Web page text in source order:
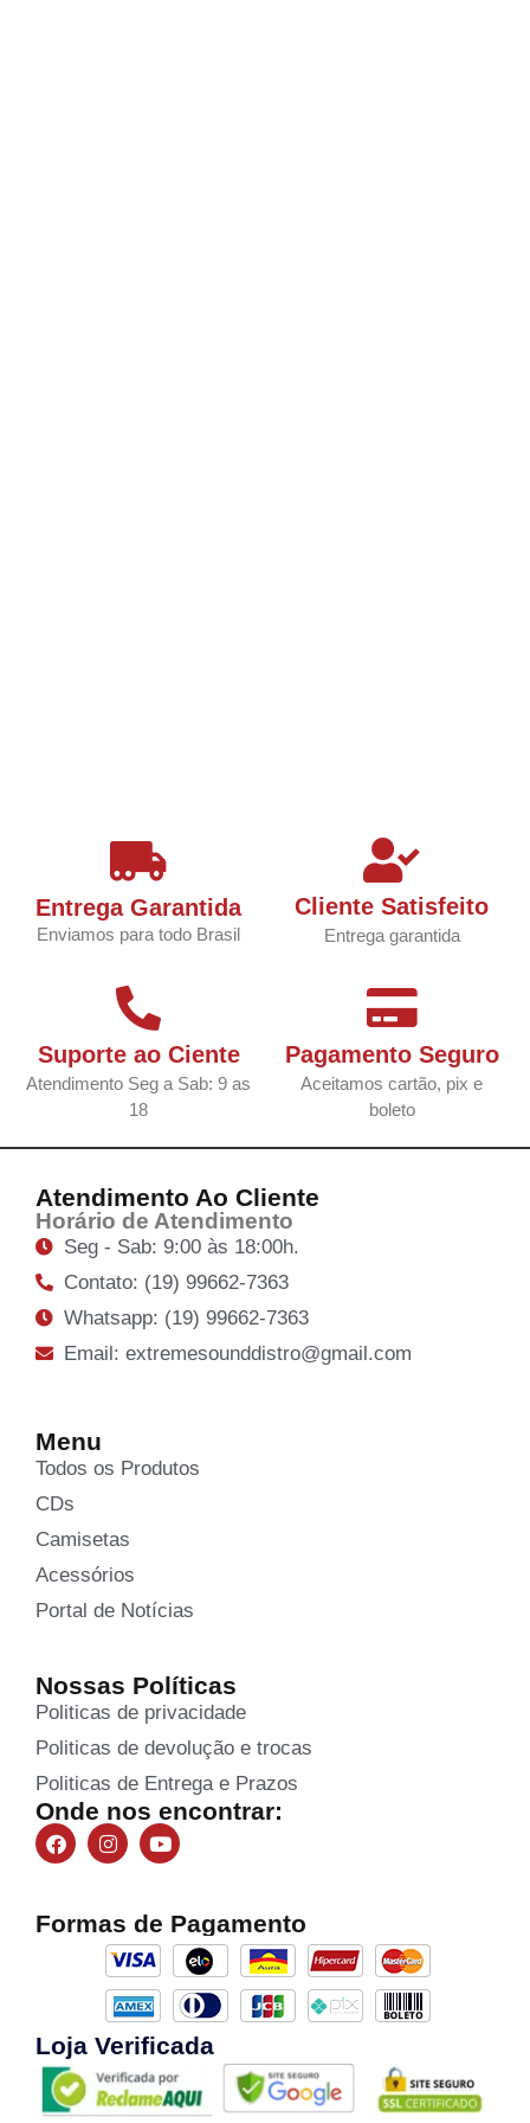
Entrega Garantida
Enviamos para todo Brasil
Cliente Satisfeito
Entrega garantida
Suporte ao Ciente
Atendimento Seg a Sab: 9 as
18
Pagamento Seguro
Aceitamos cartão, pix e
boleto
Atendimento Ao Cliente
Horário de Atendimento
Seg - Sab: 9:00 às 18:00h.
Contato: (19) 99662-7363
Whatsapp: (19) 99662-7363
Email: extremesounddistro@gmail.com
Menu
Todos os Produtos
CDs
Camisetas
Acessórios
Portal de Notícias
Nossas Políticas
Politicas de privacidade
Politicas de devolução e trocas
Politicas de Entrega e Prazos
Onde nos encontrar:
Formas de Pagamento
Loja Verificada